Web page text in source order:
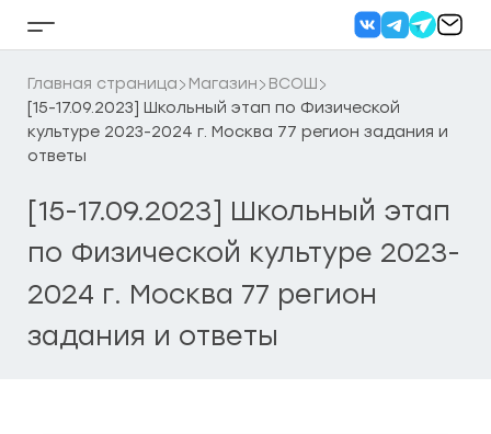
Кнопка
бокового
меню
Главная страница Магазин
ВСОШ
[15-17.09.2023] Школьный этап по Физической
культуре 2023-2024 г. Москва 77 регион задания и
ответы
[15-17.09.2023] Школьный этап
по Физической культуре 2023-
2024 г. Москва 77 регион
задания и ответы